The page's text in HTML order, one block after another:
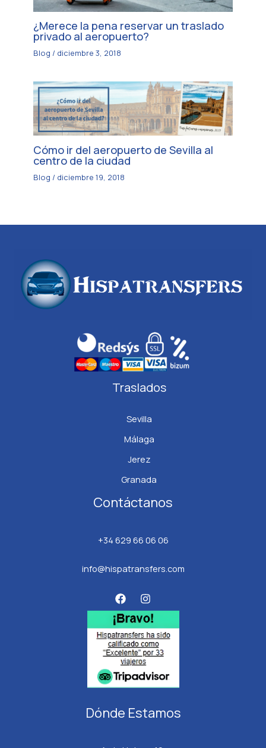
¿Merece la pena reservar un traslado
privado al aeropuerto?
Blog / diciembre 3, 2018
Cómo ir del aeropuerto de Sevilla al
centro de la ciudad
Blog / diciembre 19, 2018
Traslados
Sevilla
Málaga
Jerez
Granada
Contáctanos
+34 629 66 06 06
info@hispatransfers.com
Dónde Estamos